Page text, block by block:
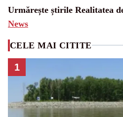
Urmărește știrile Realitatea
News
CELE MAI CITITE
1